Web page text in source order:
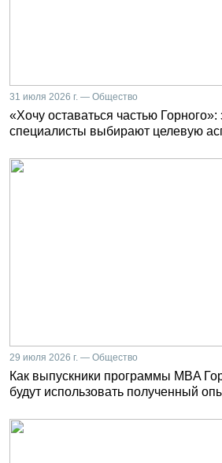
31 июля 2026 г. — Общество
«Хочу оставаться частью
специалисты выбирают целевую
29 июля 2026 г. — Общество
Как выпускники программы MBA
будут использовать полученный